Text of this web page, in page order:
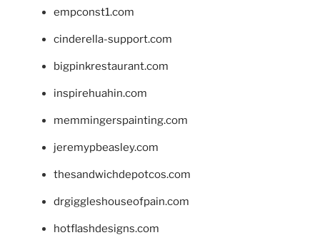
empconst1.com
cinderella-support.com
bigpinkrestaurant.com
inspirehuahin.com
memmingerspainting.com
jeremypbeasley.com
thesandwichdepotcos.com
drgiggleshouseofpain.com
hotflashdesigns.com